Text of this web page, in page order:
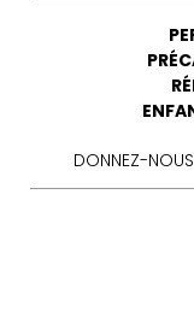
DONNEZ-